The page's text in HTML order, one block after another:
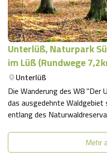
Unterlüß, Naturpark
im Lüß (Rundwege
Unterlüß
Die Wanderung des W8 "Der
das ausgedehnte
entlang des
Unterlüß ein. Außerdem geht
130 Metern die höchste
Mehr